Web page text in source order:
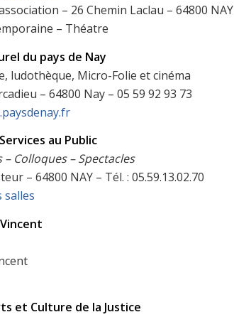
– 26 Chemin Laclau – 64800 NAY
– Théatre
du pays de Nay
ludothèque, Micro-Folie et cinéma
– 64800 Nay – 05 59 92 93 73
au Public
– Colloques – Spectacles
– 64800 NAY – Tél. : 05.59.13.02.70
salles
et Culture de la Justice